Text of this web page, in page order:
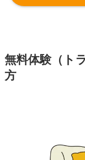
無料体験（ト
方